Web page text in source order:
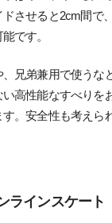
させると2cm間で
です。
兄弟兼用で使うな
高性能なすべりを
。安全性も考えら
ラインスケート